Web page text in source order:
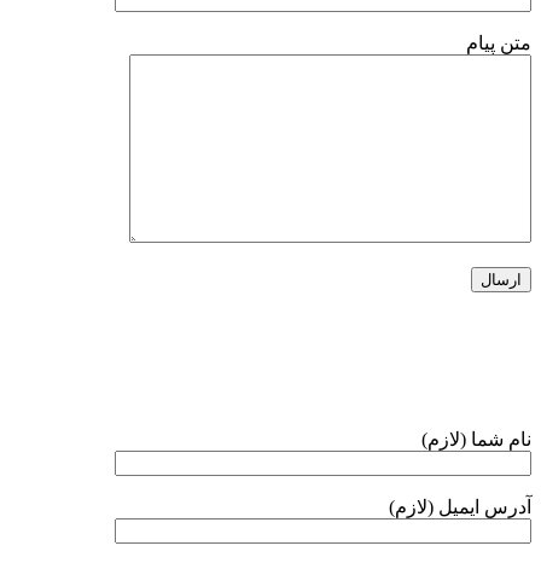
متن پیام
نام شما (لازم)
آدرس ایمیل (لازم)